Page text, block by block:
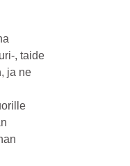
, taide
ja ne